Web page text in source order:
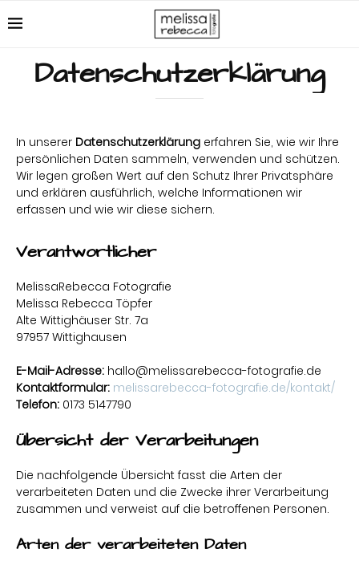
Datenschutzerklärung
In unserer Datenschutzerklärung erfahren Sie, wie wir Ihre
persönlichen Daten sammeln, verwenden und schützen.
Wir legen großen Wert auf den Schutz Ihrer Privatsphäre
und erklären ausführlich, welche Informationen wir
erfassen und wie wir diese sichern.
Verantwortlicher
MelissaRebecca Fotografie
Melissa Rebecca Töpfer
Alte Wittighäuser Str. 7a
97957 Wittighausen
E-Mail-Adresse: hallo@melissarebecca-fotografie.de
Kontaktformular: melissarebecca-fotografie.de/kontakt/
Telefon: 0173 5147790
Übersicht der Verarbeitungen
Die nachfolgende Übersicht fasst die Arten der
verarbeiteten Daten und die Zwecke ihrer Verarbeitung
zusammen und verweist auf die betroffenen Personen.
Arten der verarbeiteten Daten